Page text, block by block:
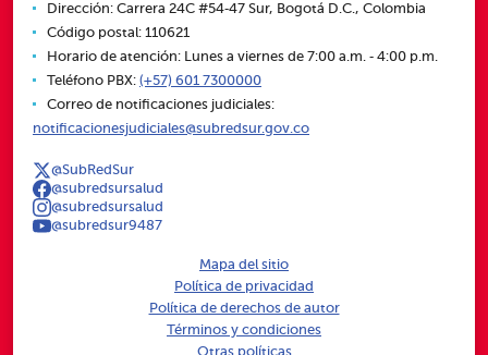
Dirección: Carrera 24C #54‑47 Sur, Bogotá D.C., Colombia
Código postal: 110621
Horario de atención: Lunes a viernes de 7:00 a.m. ‑ 4:00 p.m.
Teléfono PBX: (+57) 601 7300000
Correo de notificaciones judiciales:
notificacionesjudiciales@subredsur.gov.co
@SubRedSur
@subredsursalud
@subredsursalud
@subredsur9487
Mapa del sitio
Política de privacidad
Política de derechos de autor
Términos y condiciones
Otras políticas